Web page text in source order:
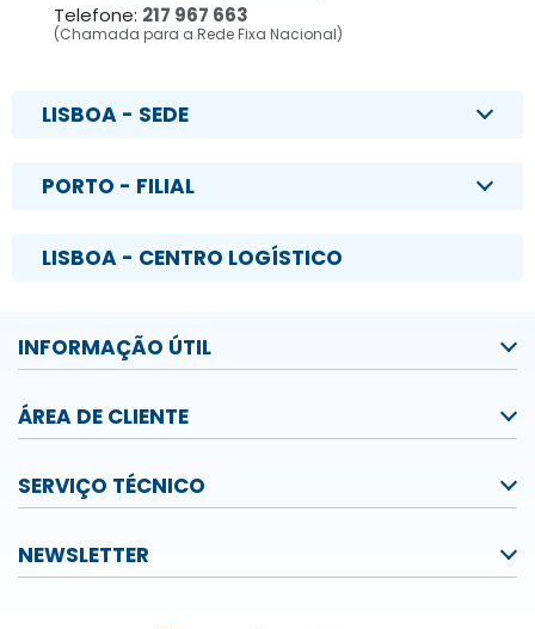
Telefone: 217 967 663
(Chamada para a Rede Fixa Nacional)
LISBOA - SEDE
PORTO - FILIAL
LISBOA - CENTRO LOGÍSTICO
INFORMAÇÃO ÚTIL
ÁREA DE CLIENTE
SERVIÇO TÉCNICO
NEWSLETTER